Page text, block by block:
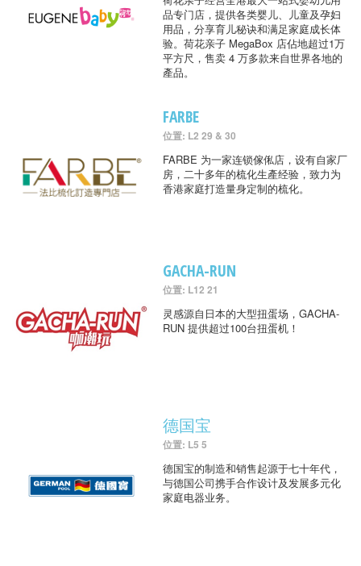
品专门店，提供各类婴儿、儿童及孕妇
用品，分享育儿秘诀和满足家庭成长体
验。荷花亲子 MegaBox 店佔地超过1万
平方尺，售卖 4 万多款来自世界各地的
產品。
FARBE
位置: L2 29 & 30
FARBE 为一家连锁傢俬店，设有自家厂
房，二十多年的梳化生產经验，致力为
香港家庭打造量身定制的梳化。
GACHA-RUN
位置: L12 21
灵感源自日本的大型扭蛋场，GACHA-
RUN 提供超过100台扭蛋机！
德国宝
位置: L5 5
德国宝的制造和销售起源于七十年代，
与德国公司携手合作设计及发展多元化
家庭电器业务。